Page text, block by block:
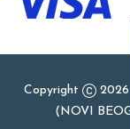
Copyright
(NOVI